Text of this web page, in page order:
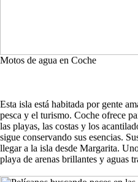
Motos de agua en Coche
Esta isla está habitada por gente
pesca y el turismo. Coche ofrece
las playas, las costas y los
sigue conservando sus esencias.
llegar a la isla desde Margarita.
playa de arenas brillantes y aguas